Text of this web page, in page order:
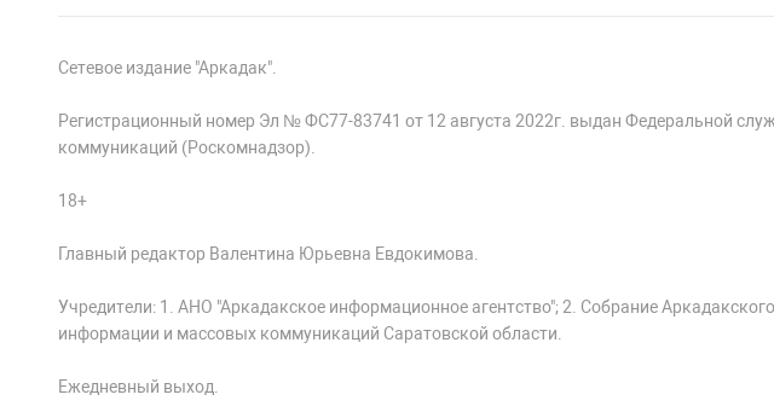
Сетевое издание "Аркадак".
Регистрационный номер Эл № ФС77-83741 от 12 августа 2022г. выдан Федеральной
коммуникаций (Роскомнадзор).
18+
Главный редактор Валентина Юрьевна Евдокимова.
Учредители: 1. АНО "Аркадакское информационное агентство"; 2. Собрание
информации и массовых коммуникаций Саратовской области.
Ежедневный выход.